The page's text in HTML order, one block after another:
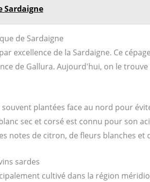
Sardaigne
de Sardaigne
excellence de la Sardaigne. Ce
de Gallura. Aujourd'hui, on le
plantées face au nord pour
sec et corsé est connu pour son
notes de citron, de fleurs blanches et
sardes
cultivé dans la région